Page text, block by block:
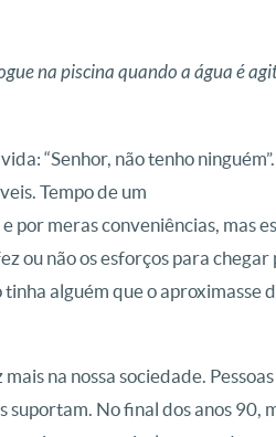
na piscina quando a água é
“Senhor, não tenho ninguém”.
Tempo de um
por meras conveniências, mas
ou não os esforços para
alguém que o aproximasse
na nossa sociedade.
suportam. No final dos anos 90,